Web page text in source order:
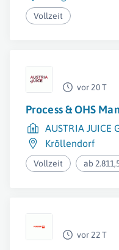
Vollzeit
vor 20 T
Process & OHS
AUSTRIA JUICE
Kröllendorf
Vollzeit ab
vor 22 T